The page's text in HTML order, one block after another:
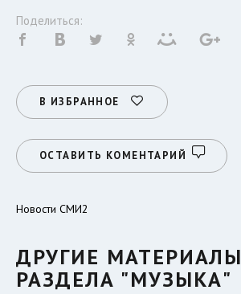
Поделиться:
В ИЗБРАННОЕ
ОСТАВИТЬ КОМЕНТАРИЙ
Новости СМИ2
ДРУГИЕ МАТЕРИАЛЫ
РАЗДЕЛА "МУЗЫКА"